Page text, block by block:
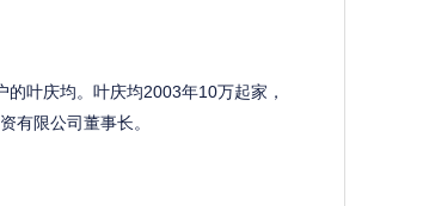
庆均。叶庆均2003年10万起家，
有限公司董事长。